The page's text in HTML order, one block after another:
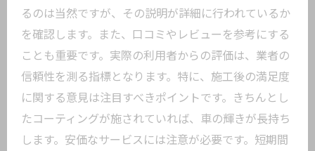
るのは当然ですが、その説明が詳細に行われているか
を確認します。また、口コミやレビューを参考にする
ことも重要です。実際の利用者からの評価は、業者の
信頼性を測る指標となります。特に、施工後の満足度
に関する意見は注目すべきポイントです。きちんとし
たコーティングが施されていれば、車の輝きが長持ち
します。安価なサービスには注意が必要です。短期間